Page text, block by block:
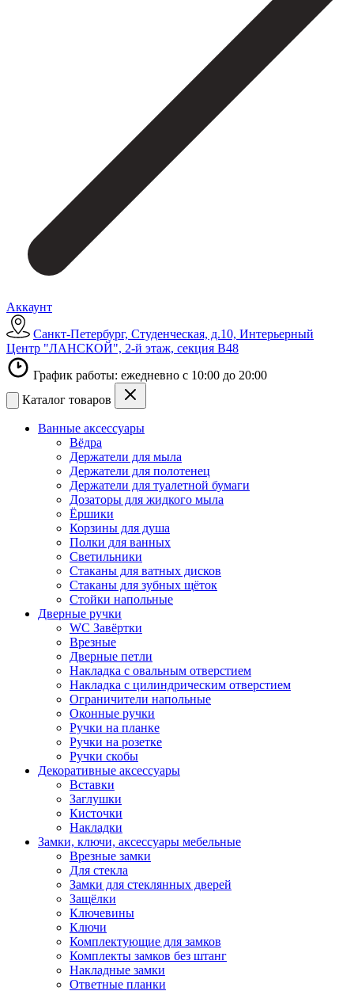
Аккаунт
Санкт-Петербург, Студенческая, д.10, Интерьерный
Центр "ЛАНСКОЙ", 2-й этаж, секция В48
График работы: ежедневно с 10:00 до 20:00
Каталог товаров
Ванные аксессуары
Вёдра
Держатели для мыла
Держатели для полотенец
Держатели для туалетной бумаги
Дозаторы для жидкого мыла
Ёршики
Корзины для душа
Полки для ванных
Светильники
Стаканы для ватных дисков
Стаканы для зубных щёток
Стойки напольные
Дверные ручки
WC Завёртки
Врезные
Дверные петли
Накладка с овальным отверстием
Накладка с цилиндрическим отверстием
Ограничители напольные
Оконные ручки
Ручки на планке
Ручки на розетке
Ручки скобы
Декоративные аксессуары
Вставки
Заглушки
Кисточки
Накладки
Замки, ключи, аксессуары мебельные
Врезные замки
Для стекла
Замки для стеклянных дверей
Защёлки
Ключевины
Ключи
Комплектующие для замков
Комплекты замков без штанг
Накладные замки
Ответные планки